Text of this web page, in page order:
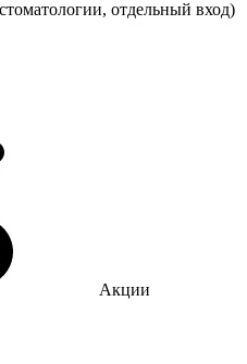
отдельный вход)
Акции